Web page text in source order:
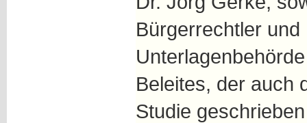
Bürgerrechtler
Beleites, der auch
Studie